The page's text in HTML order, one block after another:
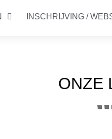
INSCHRIJVING /
ONZE